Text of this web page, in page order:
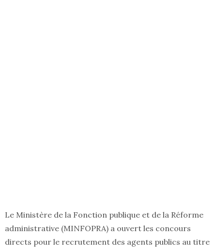
Le Ministère de la Fonction publique et de la Réforme
administrative (MINFOPRA) a ouvert les concours
directs pour le recrutement des agents publics au titre